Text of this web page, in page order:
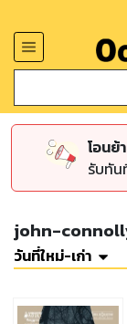
โอนย้
รับทัน
john-
วันที่ใหม่-เก่า